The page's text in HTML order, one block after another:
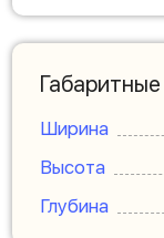
Ширина
Высота
Глубина